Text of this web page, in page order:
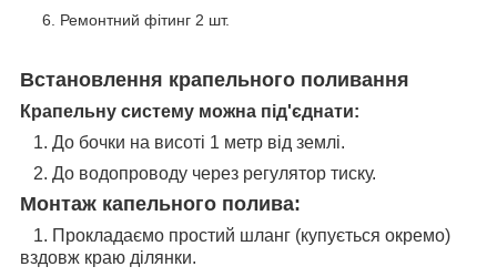
Ремонтний фітинг 2 шт.
Встановлення крапельного поливання
Крапельну систему можна під'єднати:
1. До бочки на висоті 1 метр від землі.
2. До водопроводу через регулятор тиску.
Монтаж капельного полива:
1. Прокладаємо простий шланг (купується окремо)
вздовж краю ділянки.